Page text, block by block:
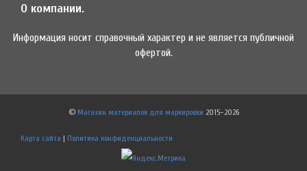
О компании.
Информация носит справочный характер и не является публичной
офертой.
© Магазин материалов для маркировки 2015–2026
Карта сайта | Политика конфиденциальности